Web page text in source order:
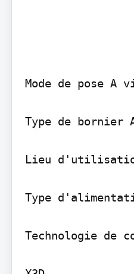
Mode de pose A
Type de bornier
Lieu
Type
Technologie de